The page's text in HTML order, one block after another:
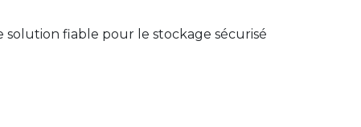
fiable pour le stockage sécurisé